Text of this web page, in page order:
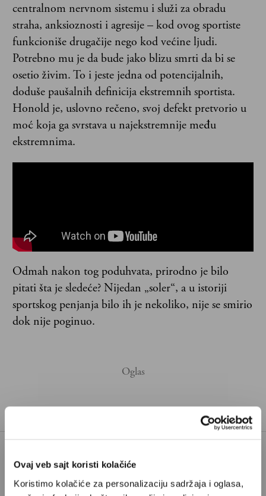
Ovaj veb sajt koristi kolačiće
Koristimo kolačiće za personalizaciju sadržaja i oglasa,
centralnom nervnom sistemu i služi za obradu
straha, anksioznosti i agresije – kod ovog sportiste
funkcioniše drugačije nego kod većine ljudi.
Potrebno mu je da bude jako blizu smrti da bi se
osetio živim. To i jeste jedna od potencijalnih,
doduše paušalnih definicija ekstremnih sportista.
Honold je, uslovno rečeno, svoj defekt pretvorio u
moć koja ga svrstava u najekstremnije među
ekstremnima.
Odmah nakon tog poduhvata, prirodno je bilo
pitati šta je sledeće? Nijedan „soler“, a u istoriji
sportskog penjanja bilo ih je nekoliko, nije se smirio
dok nije poginuo.
Poštovani, da biste nastavili sa čitanjem naših
premium sadržaja, neophodno je da